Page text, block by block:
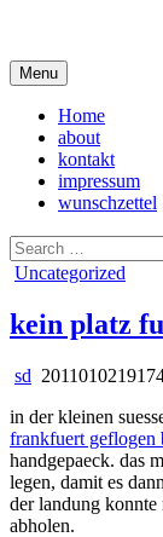
content
Menu
Home
about
kontakt
impressum
wunschzettel
Search
for:
Posted
Uncategorized
kein platz
sd
in der kleinen
frankfuert geflogen
handgepaeck. das
legen, damit es
der landung
abholen.